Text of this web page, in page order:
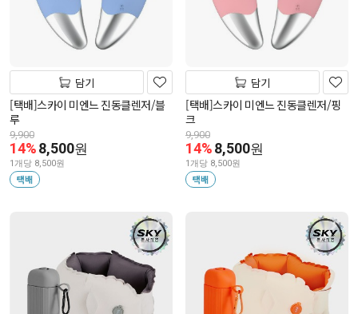
담기
[택배]스카이 미엔느 진동클렌저/블
루
9,900
14%8,500원
1개당 8,500원
택배
담기
[택배]스카이 미엔느 진동클렌저/핑
크
9,900
14%8,500원
1개당 8,500원
택배